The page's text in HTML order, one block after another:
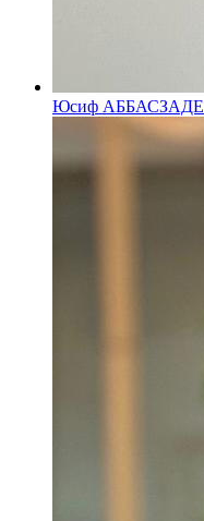
Юсиф АББАСЗАДЕ